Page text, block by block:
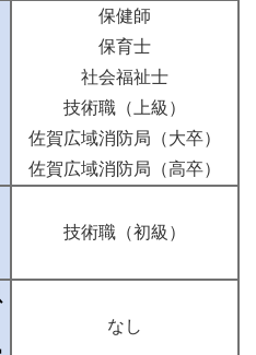
保健師
保育士
社会福祉士
技術職（上級）
佐賀広域消防局（大卒）
佐賀広域消防局（高卒）
技術職（初級）
なし